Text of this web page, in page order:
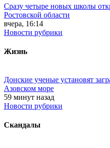
Сразу четыре новых школы
Ростовской области
вчера, 16:14
Новости рубрики
Жизнь
Донские ученые установят
Азовском море
59 минут назад
Новости рубрики
Скандалы